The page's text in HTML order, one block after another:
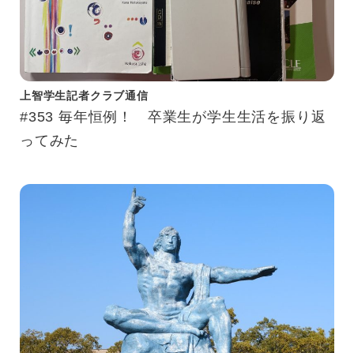
上智学生記者クラブ通信
#353 毎年恒例！ 卒業生が学生生活を振り返
ってみた